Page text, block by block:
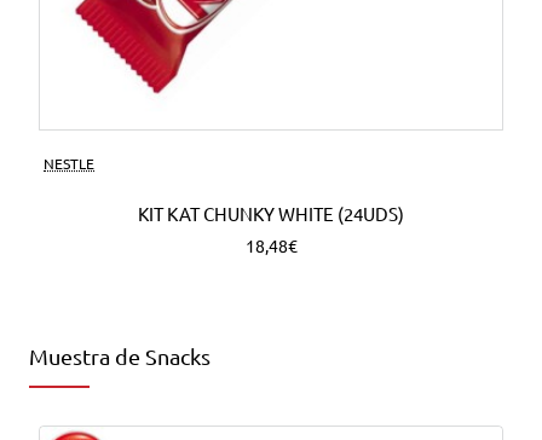
NESTLE
KIT KAT CHUNKY WHITE (24UDS)
18,48€
Muestra de Snacks